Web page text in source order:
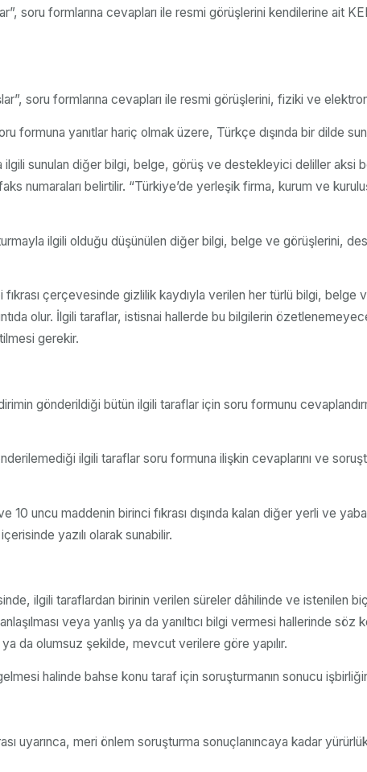
soru formlarına cevapları ile resmi görüşlerini kendilerine ait
soru formlarına cevapları ile resmi görüşlerini, fiziki ve
formuna yanıtlar hariç olmak üzere, Türkçe dışında bir dilde
sunulan diğer bilgi, belge, görüş ve destekleyici deliller aksi
numaraları belirtilir. “Türkiye’de yerleşik firma, kurum ve
ilgili olduğu düşünülen diğer bilgi, belge ve görüşlerini,
çerçevesinde gizlilik kaydıyla verilen her türlü bilgi,
olur. İlgili taraflar, istisnai hallerde bu bilgilerin
gerekir.
gönderildiği bütün ilgili taraflar için soru formunu
ilgili taraflar soru formuna ilişkin cevaplarını ve
uncu maddenin birinci fıkrası dışında kalan diğer yerli ve
yazılı olarak sunabilir.
ilgili taraflardan birinin verilen süreler dâhilinde ve istenilen
veya yanlış ya da yanıltıcı bilgi vermesi hallerinde söz
da olumsuz şekilde, mevcut verilere göre yapılır.
halinde bahse konu taraf için soruşturmanın sonucu
uyarınca, meri önlem soruşturma sonuçlanıncaya kadar